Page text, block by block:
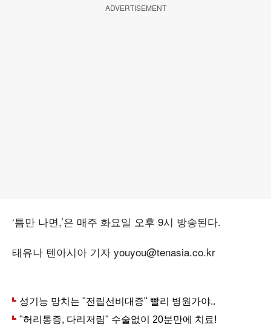
ADVERTISEMENT
‘틈만 나면,’은 매주 화요일 오후 9시 방송된다.
태유나 텐아시아 기자 youyou@tenasia.co.kr